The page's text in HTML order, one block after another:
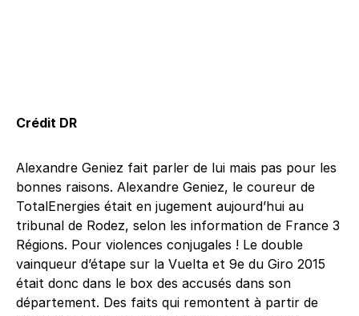
Crédit DR
Alexandre Geniez fait parler de lui mais pas pour les
bonnes raisons. Alexandre Geniez, le coureur de
TotalEnergies était en jugement aujourd’hui au
tribunal de Rodez, selon les information de France 3
Régions. Pour violences conjugales ! Le double
vainqueur d’étape sur la Vuelta et 9e du Giro 2015
était donc dans le box des accusés dans son
département. Des faits qui remontent à partir de